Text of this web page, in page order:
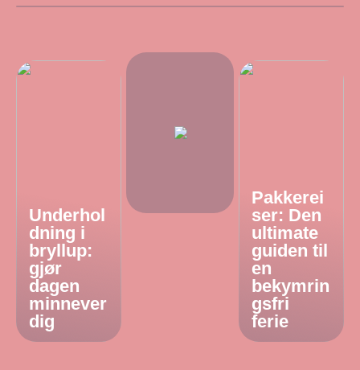
Underhol
dning i
bryllup:
gjør
dagen
minnever
dig
Pakkerei
ser: Den
ultimate
guiden til
en
bekymrin
gsfri
ferie